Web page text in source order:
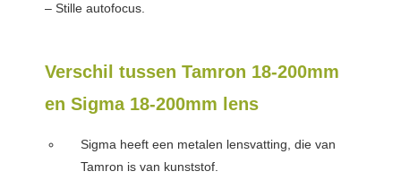
– Stille autofocus.
Verschil tussen Tamron 18-200mm
en Sigma 18-200mm lens
Sigma heeft een metalen lensvatting, die van
Tamron is van kunststof.